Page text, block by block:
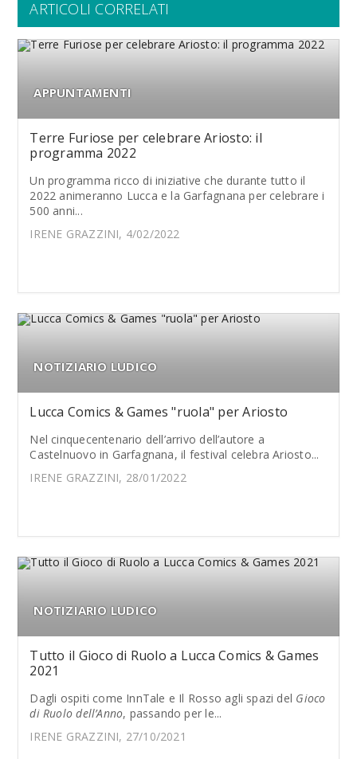
ARTICOLI CORRELATI
APPUNTAMENTI
Terre Furiose per celebrare Ariosto: il
programma 2022
Un programma ricco di iniziative che durante tutto il
2022 animeranno Lucca e la Garfagnana per celebrare i
500 anni...
IRENE GRAZZINI, 4/02/2022
NOTIZIARIO LUDICO
Lucca Comics & Games "ruola" per Ariosto
Nel cinquecentenario dell’arrivo dell’autore a
Castelnuovo in Garfagnana, il festival celebra Ariosto...
IRENE GRAZZINI, 28/01/2022
NOTIZIARIO LUDICO
Tutto il Gioco di Ruolo a Lucca Comics & Games
2021
Dagli ospiti come InnTale e Il Rosso agli spazi del Gioco
di Ruolo dell’Anno, passando per le...
IRENE GRAZZINI, 27/10/2021